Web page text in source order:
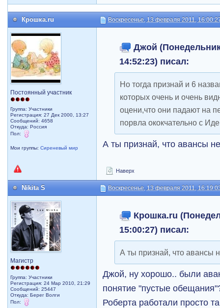
Крошка.ru Воскресенье, 13 февраля 2011,
Постоянный участник
Группа: Участники
Регистрация: 27 Дек 2000, 13:27
Сообщений: 4658
Откуда: Россия
Пол:
Мои группы:Сиреневый мир
Джой
14:52:23) писал:
Но тогда признай и 6
которых очень и очень
оцени,что они падают на
порвла ококчательно с
А ты признай, что авансы
Наверх
Nikita S Воскресенье, 13 февраля 2011,
Магистр
Группа: Участники
Регистрация: 24 Мар 2010, 21:29
Сообщений: 25447
Откуда: Берег Волги
Пол:
Крошка.ru
15:00:27) писал:
А ты признай, что авансы
Джой, ну хорошо.. были
понятие "пустые
Роберта работали просто